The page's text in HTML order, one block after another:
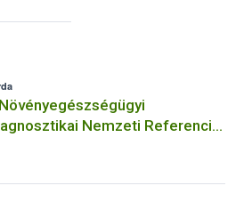
Nemzeti Referencia